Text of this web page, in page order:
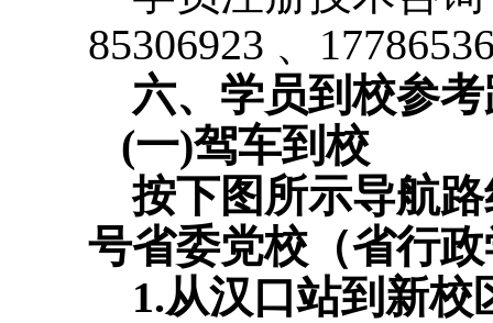
85306923 、
六、学员到校参考
(一)驾车到校
按下图所示导航路
号省委党校（省行
1.从汉口站到新校